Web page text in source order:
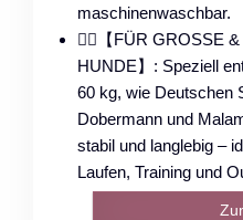
maschinenwaschbar.
🐕‍🦺【FÜR GROSSE
HUNDE】: Speziell
60 kg, wie Deutschen
Dobermann und
stabil und langlebig –
Laufen, Training und